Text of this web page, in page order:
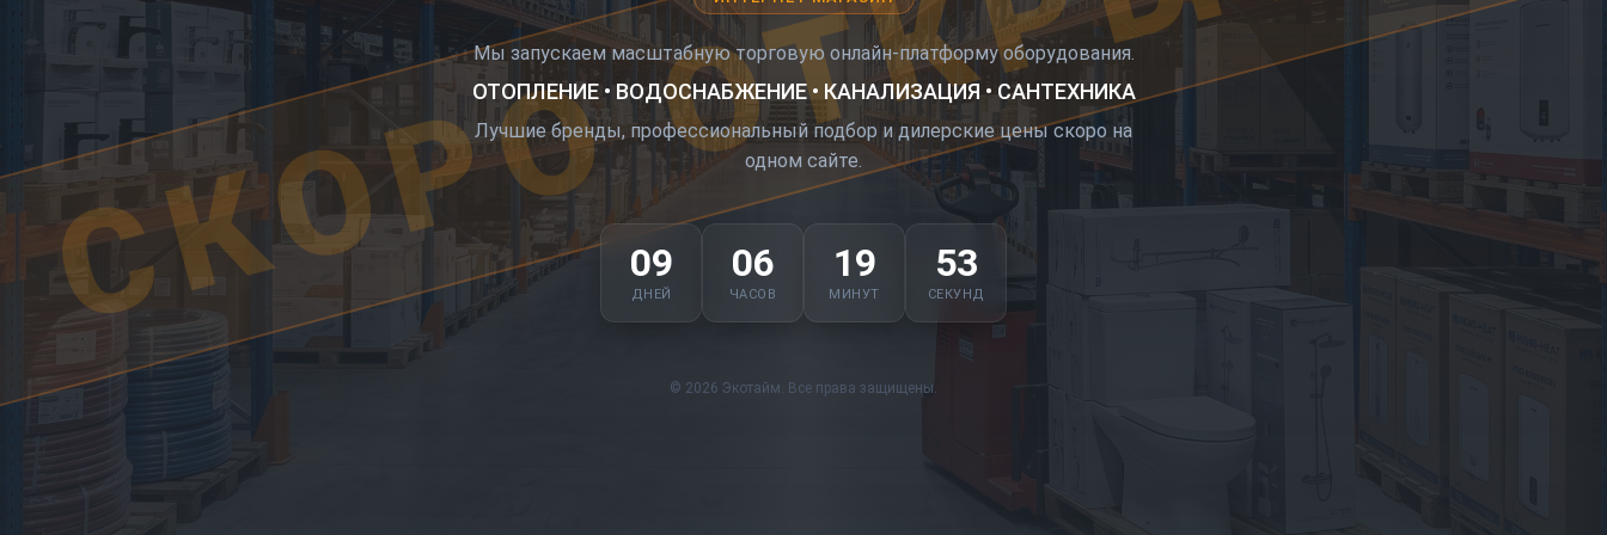
Мы запускаем масштабную торговую онлайн-платформу оборудования.
ОТОПЛЕНИЕ • ВОДОСНАБЖЕНИЕ • КАНАЛИЗАЦИЯ • САНТЕХНИКА
Лучшие бренды, профессиональный подбор и дилерские цены скоро на
одном сайте.
09
ДНЕЙ
06
ЧАСОВ
19
МИНУТ
52
СЕКУНД
© 2026 Экотайм. Все права защищены.